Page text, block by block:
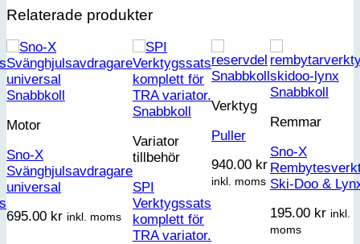
Relaterade produkter
Snabbkoll
Motor
Sno-X
Svänghjulsavdragare
universal
695.00 kr inkl. moms
Snabbkoll
Variator
tillbehör
SPI
Verktygssats
komplett för
TRA variator.
Snabbkoll
Verktyg
Puller
940.00 kr
inkl. moms
Snabbkoll
Remmar
Sno-X
Ski-Doo &
195.00 kr inkl.
moms